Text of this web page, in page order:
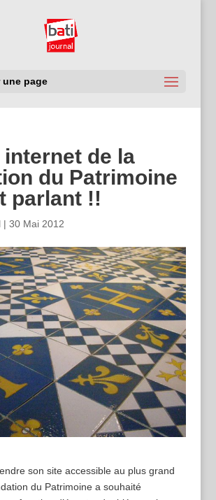
page
internet de la
du Patrimoine
parlant !!
| 30 Mai 2012
son site accessible au plus grand
du Patrimoine a souhaité